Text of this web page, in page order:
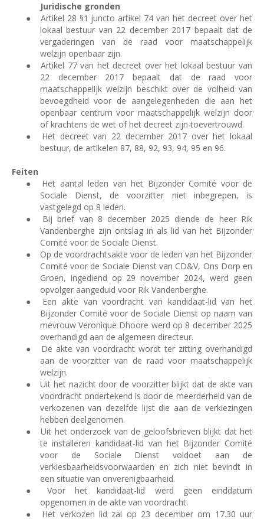
Juridische gronden
●
Artikel 28 §1 juncto artikel 74 van het decreet over het
lokaal bestuur van 22 december 2017 bepaalt dat de
vergaderingen van de raad voor maatschappelijk
welzijn openbaar zijn.
●
Artikel 77 van het decreet over het lokaal bestuur van
22 december 2017 bepaalt dat de raad voor
maatschappelijk welzijn beschikt over de volheid van
bevoegdheid voor de aangelegenheden die aan het
openbaar centrum voor maatschappelijk welzijn door
of krachtens de wet of het decreet zijn toevertrouwd.
●
Het decreet van 22 december 2017 over het lokaal
bestuur, de artikelen 87, 88, 92, 93, 94, 95 en 96.
Feiten
●
Het aantal leden van het Bijzonder Comité voor de
Sociale Dienst, de voorzitter niet inbegrepen, is
vastgelegd op 8 leden.
●
Bij brief van 8 december 2025 diende de heer Rik
Vandenberghe zijn ontslag in als lid van het Bijzonder
Comité voor de Sociale Dienst.
●
Op de voordrachtsakte voor de leden van het Bijzonder
Comité voor de Sociale Dienst van CD&V, Ons Dorp en
Groen, ingediend op 29 november 2024, werd geen
opvolger aangeduid voor Rik Vandenberghe.
●
Een akte van voordracht van kandidaat-lid van het
Bijzonder Comité voor de Sociale Dienst op naam van
mevrouw Veronique Dhoore werd op 8 december 2025
overhandigd aan de algemeen directeur.
●
De akte van voordracht wordt ter zitting overhandigd
aan de voorzitter van de raad voor maatschappelijk
welzijn.
●
Uit het nazicht door de voorzitter blijkt dat de akte van
voordracht ondertekend is door de meerderheid van de
verkozenen van dezelfde lijst die aan de verkiezingen
hebben deelgenomen.
●
Uit het onderzoek van de geloofsbrieven blijkt dat het
te installeren kandidaat-lid van het Bijzonder Comité
voor de Sociale Dienst voldoet aan de
verkiesbaarheidsvoorwaarden en zich niet bevindt in
een situatie van onverenigbaarheid.
●
Voor het kandidaat-lid werd geen einddatum
opgenomen in de akte van voordracht.
●
Het verkozen lid zal op 23 december om 17.30 uur